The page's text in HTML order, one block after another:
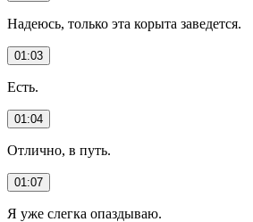
Надеюсь, только эта корыта заведется.
01:03
Есть.
01:04
Отлично, в путь.
01:07
Я уже слегка опаздываю.